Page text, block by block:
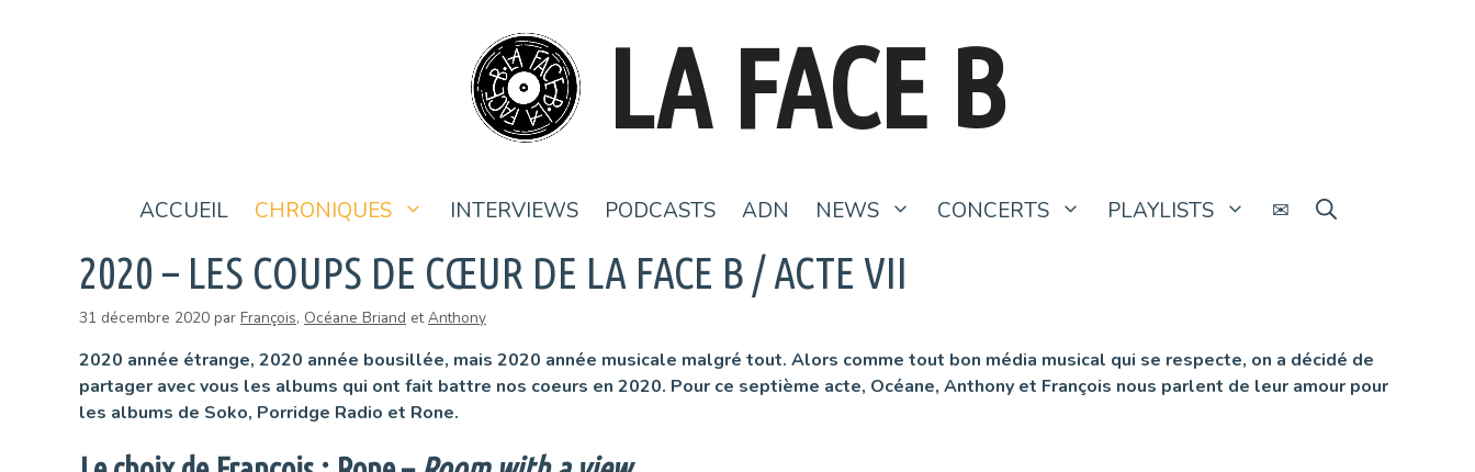
LA FACE B
ACCUEIL CHRONIQUES INTERVIEWS PODCASTS ADN NEWS CONCERTS PLAYLISTS ✉
2020 – LES COUPS DE CŒUR DE LA FACE B / ACTE VII
31 décembre 2020 par François, Océane Briand etAnthony
2020 année étrange, 2020 année bousillée, mais 2020 année musicale malgré tout. Alors comme tout bon média musical qui se respecte, on a décidé de
partager avec vous les albums qui ont fait battre nos coeurs en 2020. Pour ce septième acte, Océane, Anthony et François nous parlent de leur amour pour
les albums de Soko, Porridge Radio et Rone.